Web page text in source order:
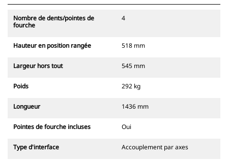
Nombre de dents/pointes de
fourche
4
Hauteur en position rangée 518 mm
Largeur hors tout 545 mm
Poids 292 kg
Longueur 1436 mm
Pointes de fourche incluses Oui
Type d'interface Accouplement par axes